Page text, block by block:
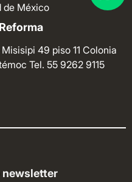
de México
Misisipi 49 piso 11 Colonia
Tel. 55 9262 9115
newsletter